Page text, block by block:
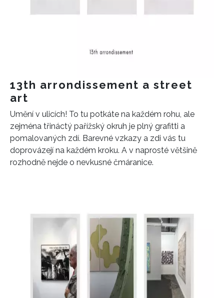
13th arrondissement a street
art
Umění v ulicích! To tu potkáte na každém rohu, ale
zejména třináctý pařížský okruh je plný grafitti a
pomalovaných zdí. Barevné vzkazy a zdi vás tu
doprovázejí na každém kroku. A v naprosté většině
rozhodně nejde o nevkusné čmáranice.